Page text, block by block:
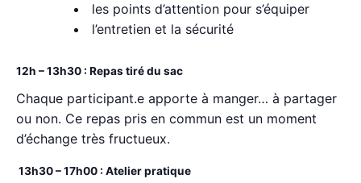
les points d’attention pour s’équiper
l’entretien et la sécurité
12h – 13h30 : Repas tiré du sac
Chaque participant.e apporte à manger… à partager
ou non. Ce repas pris en commun est un moment
d’échange très fructueux.
13h30 – 17h00 : Atelier pratique